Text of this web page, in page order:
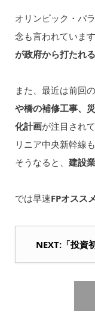
オリンピック・パ
念も言われています
が政府から打たれ
また、最近は前回
や橋の補修工事、
化計画が注目されて
リニア中央新幹線
そうなると、 建設
では早速FPオスス
NEXT:「投資